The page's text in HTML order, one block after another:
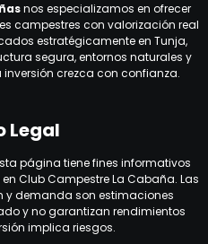
nos especializamos en ofrecer
campestres con valorización real
estratégicamente en Tunja,
segura, entornos naturales y
crezca con confianza.
Legal
página tiene fines informativos
Club Campestre La Cabaña. Las
y demanda son estimaciones
y no garantizan rendimientos
implica riesgos.